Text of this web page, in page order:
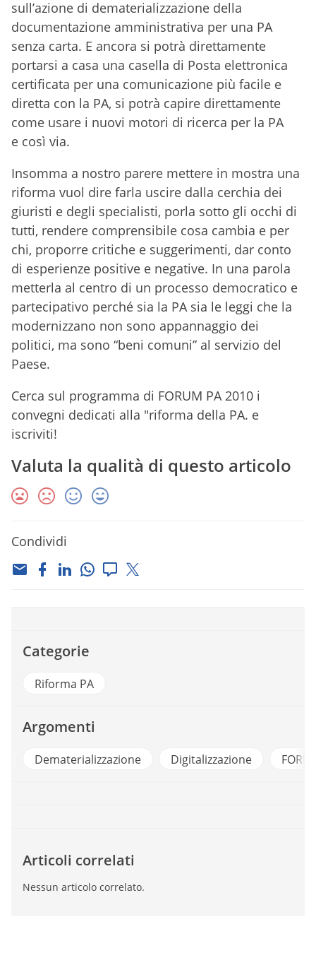
sull’azione di dematerializzazione della
documentazione amministrativa per una PA
senza carta. E ancora si potrà direttamente
portarsi a casa una casella di Posta elettronica
certificata per una comunicazione più facile e
diretta con la PA, si potrà capire direttamente
come usare i nuovi motori di ricerca per la PA
e così via.
Insomma a nostro parere mettere in mostra una
riforma vuol dire farla uscire dalla cerchia dei
giuristi e degli specialisti, porla sotto gli occhi di
tutti, rendere comprensibile cosa cambia e per
chi, proporre critiche e suggerimenti, dar conto
di esperienze positive e negative. In una parola
metterla al centro di un processo democratico e
partecipativo perché sia la PA sia le leggi che la
modernizzano non sono appannaggio dei
politici, ma sono “beni comuni” al servizio del
Paese.
Cerca sul programma di FORUM PA 2010 i
convegni dedicati alla "riforma della PA. e
iscriviti!
Valuta la qualità di questo articolo
Condividi
Categorie
Riforma PA
Argomenti
Dematerializzazione Digitalizzazione
Articoli correlati
Nessun articolo correlato.